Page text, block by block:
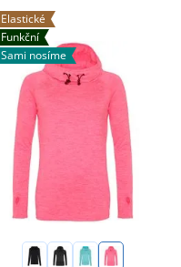
Elastické
Funkční
Sami nosíme